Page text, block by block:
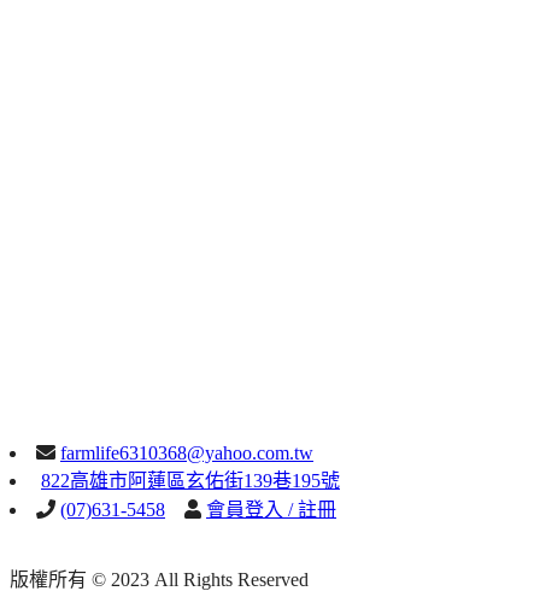
farmlife6310368@yahoo.com.tw
822高雄市阿蓮區玄佑街139巷195號
(07)631-5458
會員登入 / 註冊
版權所有 © 2023 All Rights Reserved